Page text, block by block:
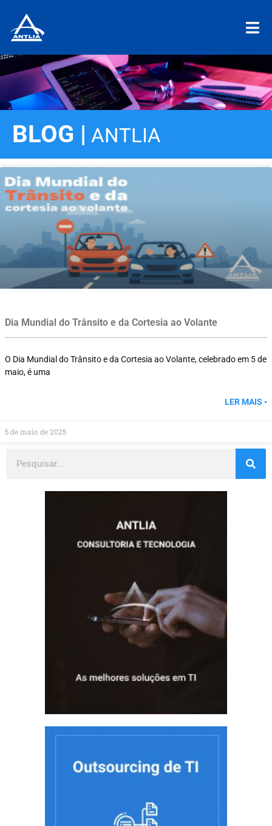
BLOG | ANTLIA
Dia Mundial do Trânsito e da Cortesia ao Volante
O Dia Mundial do Trânsito e da Cortesia ao Volante, celebrado em 5 de
maio, é uma
LER MAIS •
5 de maio de 2025